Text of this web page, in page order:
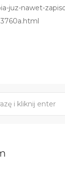
juz-nawet-